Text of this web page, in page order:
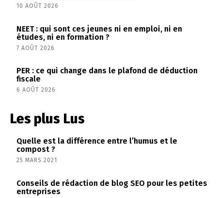
10 AOÛT 2026
NEET : qui sont ces jeunes ni en emploi, ni en
études, ni en formation ?
7 AOÛT 2026
PER : ce qui change dans le plafond de déduction
fiscale
6 AOÛT 2026
Les plus Lus
Quelle est la différence entre l’humus et le
compost ?
25 MARS 2021
Conseils de rédaction de blog SEO pour les petites
entreprises